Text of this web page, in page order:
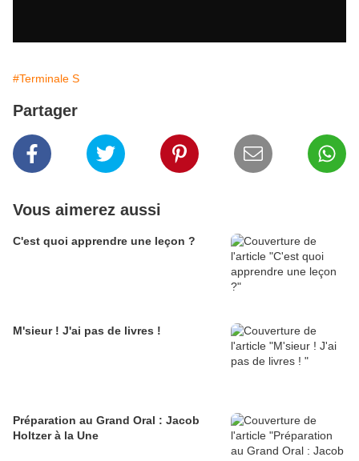
#Terminale S
Partager
Vous aimerez aussi
C'est quoi apprendre une leçon ?
M'sieur ! J'ai pas de livres !
Préparation au Grand Oral : Jacob
Holtzer à la Une